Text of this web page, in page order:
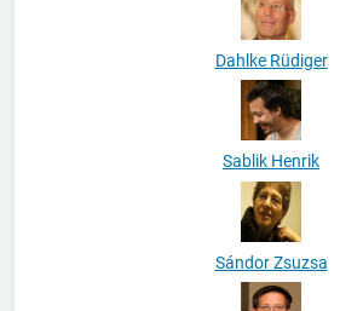
Dahlke Rüdiger
Sablik Henrik
Sándor Zsuzsa